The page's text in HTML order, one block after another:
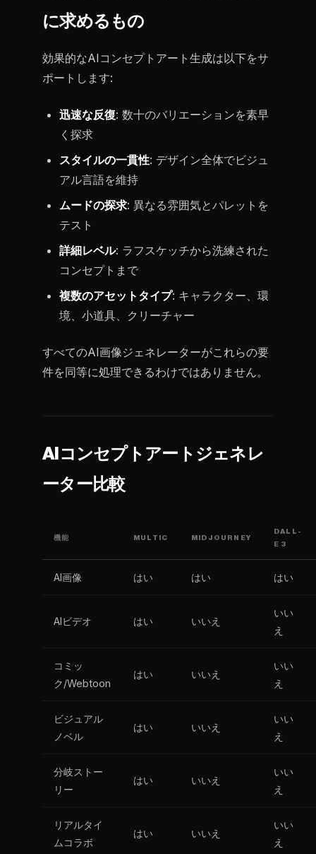
に求めるもの
効果的なAIコンセプトアート生成は以下をサ
ポートします:
迅速な反復: 数十のバリエーションを素早
く探求
スタイルの一貫性: デザイン全体でビジュ
アル言語を維持
ムードの探求: 異なる雰囲気とパレットを
テスト
詳細レベル: ラフスケッチから洗練された
コンセプトまで
複数のアセットタイプ: キャラクター、環
境、小道具、クリーチャー
すべてのAI画像ジェネレーターがこれらの要
件を同等に処理できるわけではありません。
AIコンセプトアートジェネレ
ーター比較
機能 MULTIC MIDJOURNEY
DALL-
E 3
AI画像 はい はい はい
AIビデオ はい いいえ
いい
え
コミッ
ク/Webtoon
はい いいえ
いい
え
ビジュアル
ノベル
はい いいえ
いい
え
分岐ストー
リー
はい いいえ
いい
え
リアルタイ
ムコラボ
はい いいえ
いい
え